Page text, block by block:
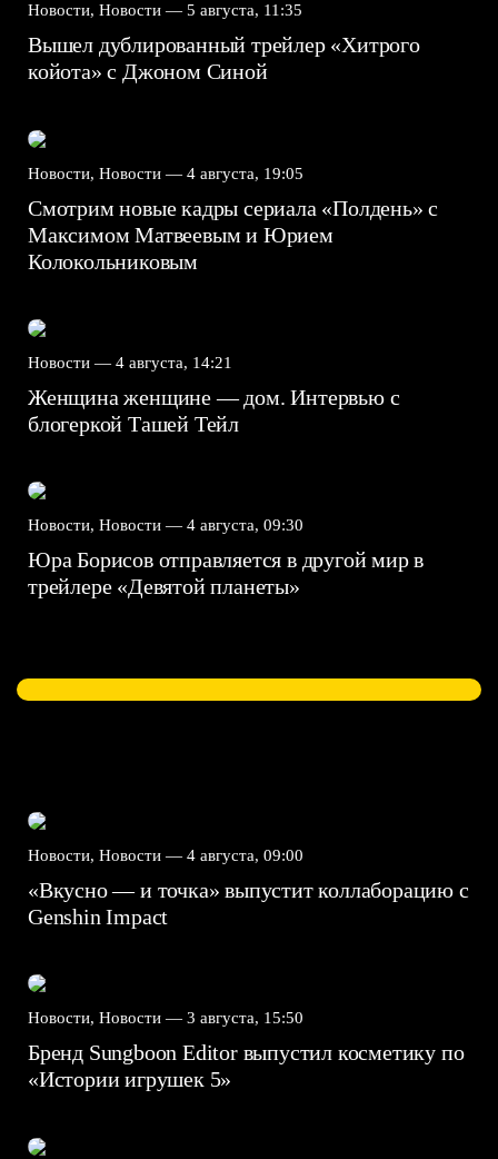
Новости, Новости — 5 августа, 11:35
Вышел дублированный трейлер «Хитрого
койота» с Джоном Синой
Новости, Новости — 4 августа, 19:05
Смотрим новые кадры сериала «Полдень» с
Максимом Матвеевым и Юрием
Колокольниковым
Новости — 4 августа, 14:21
Женщина женщине — дом. Интервью с
блогеркой Ташей Тейл
Новости, Новости — 4 августа, 09:30
Юра Борисов отправляется в другой мир в
трейлере «Девятой планеты»
Новости, Новости — 4 августа, 09:00
«Вкусно — и точка» выпустит коллаборацию с
Genshin Impact⁠⁠
Новости, Новости — 3 августа, 15:50
Бренд Sungboon Editor выпустил косметику по
«Истории игрушек 5»